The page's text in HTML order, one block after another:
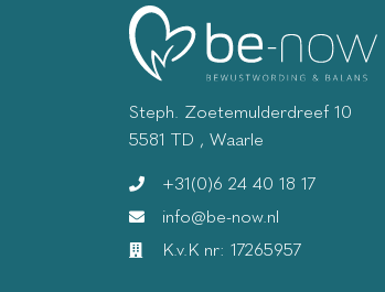
Steph. Zoetemulderdreef 10
5581 TD , Waarle
+31(0)6 24 40 18 17
info@be-now.nl
K.v.K nr: 17265957